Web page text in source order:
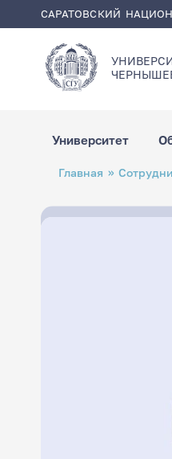
САРАТОВСКИЙ
Университет
Строка
навигации
Главная